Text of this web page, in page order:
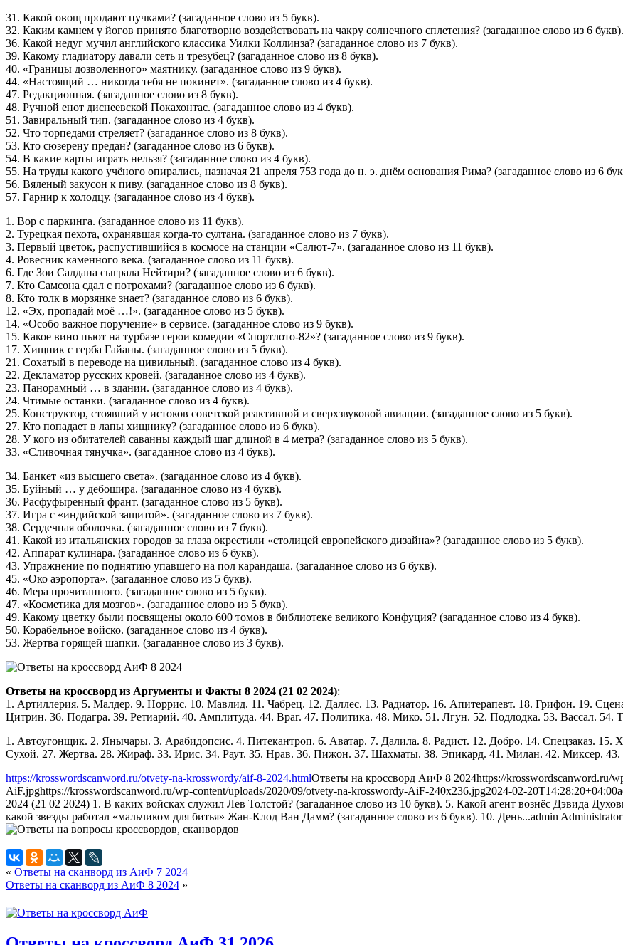
31. Какой овощ продают пучками? (загаданное слово из 5 букв).
32. Каким камнем у йогов принято благотворно воздействовать на чакру солнечного сплетения? (загаданное слово из 6 букв).
36. Какой недуг мучил английского классика Уилки Коллинза? (загаданное слово из 7 букв).
39. Какому гладиатору давали сеть и трезубец? (загаданное слово из 8 букв).
40. «Границы дозволенного» маятнику. (загаданное слово из 9 букв).
44. «Настоящий … никогда тебя не покинет». (загаданное слово из 4 букв).
47. Редакционная. (загаданное слово из 8 букв).
48. Ручной енот диснеевской Покахонтас. (загаданное слово из 4 букв).
51. Завиральный тип. (загаданное слово из 4 букв).
52. Что торпедами стреляет? (загаданное слово из 8 букв).
53. Кто сюзерену предан? (загаданное слово из 6 букв).
54. В какие карты играть нельзя? (загаданное слово из 4 букв).
55. На труды какого учёного опирались, назначая 21 апреля 753 года до н. э. днём основания Рима? (загаданное слово из 6
56. Вяленый закусон к пиву. (загаданное слово из 8 букв).
57. Гарнир к холодцу. (загаданное слово из 4 букв).
1. Вор с паркинга. (загаданное слово из 11 букв).
2. Турецкая пехота, охранявшая когда-то султана. (загаданное слово из 7 букв).
3. Первый цветок, распустившийся в космосе на станции «Салют-7». (загаданное слово из 11 букв).
4. Ровесник каменного века. (загаданное слово из 11 букв).
6. Где Зои Салдана сыграла Нейтири? (загаданное слово из 6 букв).
7. Кто Самсона сдал с потрохами? (загаданное слово из 6 букв).
8. Кто толк в морзянке знает? (загаданное слово из 6 букв).
12. «Эх, пропадай моё …!». (загаданное слово из 5 букв).
14. «Особо важное поручение» в сервисе. (загаданное слово из 9 букв).
15. Какое вино пьют на турбазе герои комедии «Спортлото-82»? (загаданное слово из 9 букв).
17. Хищник с герба Гайаны. (загаданное слово из 5 букв).
21. Сохатый в переводе на цивильный. (загаданное слово из 4 букв).
22. Декламатор русских кровей. (загаданное слово из 4 букв).
23. Панорамный … в здании. (загаданное слово из 4 букв).
24. Чтимые останки. (загаданное слово из 4 букв).
25. Конструктор, стоявший у истоков советской реактивной и сверхзвуковой авиации. (загаданное слово из 5 букв).
27. Кто попадает в лапы хищнику? (загаданное слово из 6 букв).
28. У кого из обитателей саванны каждый шаг длиной в 4 метра? (загаданное слово из 5 букв).
33. «Сливочная тянучка». (загаданное слово из 4 букв).
34. Банкет «из высшего света». (загаданное слово из 4 букв).
35. Буйный … у дебошира. (загаданное слово из 4 букв).
36. Расфуфыренный франт. (загаданное слово из 5 букв).
37. Игра с «индийской защитой». (загаданное слово из 7 букв).
38. Сердечная оболочка. (загаданное слово из 7 букв).
41. Какой из итальянских городов за глаза окрестили «столицей европейского дизайна»? (загаданное слово из 5 букв).
42. Аппарат кулинара. (загаданное слово из 6 букв).
43. Упражнение по поднятию упавшего на пол карандаша. (загаданное слово из 6 букв).
45. «Око аэропорта». (загаданное слово из 5 букв).
46. Мера прочитанного. (загаданное слово из 5 букв).
47. «Косметика для мозгов». (загаданное слово из 5 букв).
49. Какому цветку были посвящены около 600 томов в библиотеке великого Конфуция? (загаданное слово из 4 букв).
50. Корабельное войско. (загаданное слово из 4 букв).
53. Жертва горящей шапки. (загаданное слово из 3 букв).
Ответы на кроссворд из Аргументы и Факты 8 2024 (21 02 2024):
1. Артиллерия. 5. Малдер. 9. Норрис. 10. Мавлид. 11. Чабрец. 12. Даллес. 13. Радиатор. 16. Апитерапевт. 18. Грифон. 19.
Цитрин. 36. Подагра. 39. Ретиарий. 40. Амплитуда. 44. Враг. 47. Политика. 48. Мико. 51. Лгун. 52. Подлодка. 53. Вассал. 54.
1. Автоугонщик. 2. Янычары. 3. Арабидопсис. 4. Питекантроп. 6. Аватар. 7. Далила. 8. Радист. 12. Добро. 14. Спецзаказ.
Сухой. 27. Жертва. 28. Жираф. 33. Ирис. 34. Раут. 35. Нрав. 36. Пижон. 37. Шахматы. 38. Эпикард. 41. Милан. 42. Миксер. 43.
https://krosswordscanword.ru/otvety-na-krosswordy/aif-8-2024.htmlОтветы на кроссворд АиФ 8 2024https://krosswordscanword.ru/
AiF.jpghttps://krosswordscanword.ru/wp-content/uploads/2020/09/otvety-na-krosswordy-AiF-240x236.jpg2024-02-20T14:28:20+04:00
2024 (21 02 2024) 1. В каких войсках служил Лев Толстой? (загаданное слово из 10 букв). 5. Какой агент вознёс Дэвида
какой звезды работал «мальчиком для битья» Жан-Клод Ван Дамм? (загаданное слово из 6 букв). 10. День...admin Administrator
« Ответы на сканворд из АиФ 7 2024
Ответы на сканворд из АиФ 8 2024 »